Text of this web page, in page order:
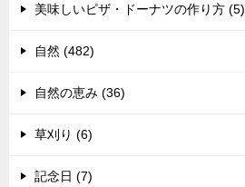
美味しいピザ・ドーナツの作り方 (5)
自然 (482)
自然の恵み (36)
草刈り (6)
記念日 (7)